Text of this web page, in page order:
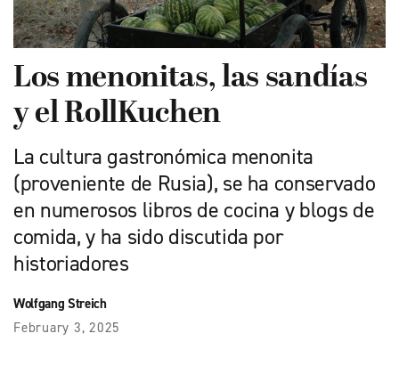
Los menonitas, las sandías
y el RollKuchen
La cultura gastronómica menonita
(proveniente de Rusia), se ha conservado
en numerosos libros de cocina y blogs de
comida, y ha sido discutida por
historiadores
Wolfgang Streich
February 3, 2025